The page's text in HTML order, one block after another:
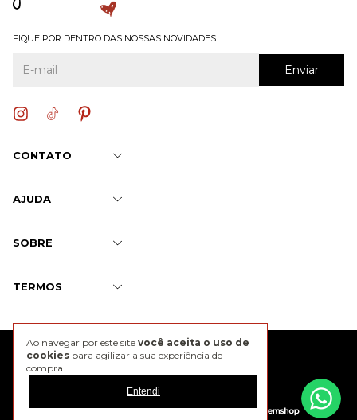
Ao navegar por este site você aceita o uso de
cookies para agilizar a sua experiência de
compra.
Entendi
FIQUE POR DENTRO DAS NOSSAS NOVIDADES
CONTATO
AJUDA
SOBRE
TERMOS
@2026 J. Chermann
Developed by Tecnology